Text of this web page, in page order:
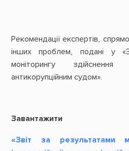
Рекомендації експертів,
інших проблем, подані у
моніторингу
антикорупційним судом».
Завантажити
«Звіт за результатами